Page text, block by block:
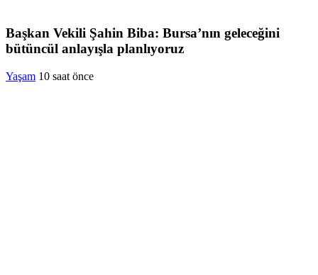
Başkan Vekili Şahin Biba: Bursa’nın geleceğini
bütüncül anlayışla planlıyoruz
Yaşam 10 saat önce